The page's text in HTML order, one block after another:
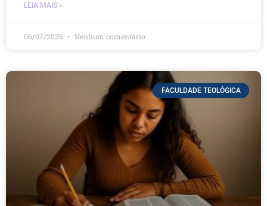
LEIA MAIS »
06/07/2025 Nenhum comentário
FACULDADE TEOLÓGICA